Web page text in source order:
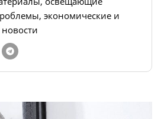
экономические и